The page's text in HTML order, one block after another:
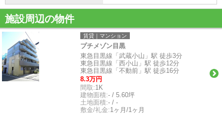
施設周辺の物件
賃貸｜マンション
プチメゾン目黒
東急目黒線「武蔵小山」駅 徒歩3分
東急目黒線「西小山」駅 徒歩12分
東急目黒線「不動前」駅 徒歩16分
8.3万円
間取:1K
建物面積:- / 5.60坪
土地面積:- / -
敷金/礼金:1ヶ月/1ヶ月